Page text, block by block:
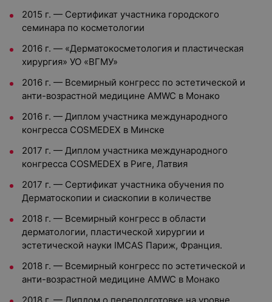
2015 г. — Сертификат участника городского
семинара по косметологии
2016 г. — «Дерматокосметология и пластическая
хирургия» УО «ВГМУ»
2016 г. — Всемирный конгресс по эстетической и
анти-возрастной медицине AMWC в Монако
2016 г. — Диплом участника международного
конгресса COSMEDEX в Минске
2017 г. — Диплом участника международного
конгресса COSMEDEX в Риге, Латвия
2017 г. — Сертификат участника обучения по
Дерматоскопии и сиаскопии в количестве
2018 г. — Всемирный конгресс в области
дерматологии, пластической хирургии и
эстетической науки IMCAS Париж, Франция.
2018 г. — Всемирный конгресс по эстетической и
анти-возрастной медицине AMWC в Монако